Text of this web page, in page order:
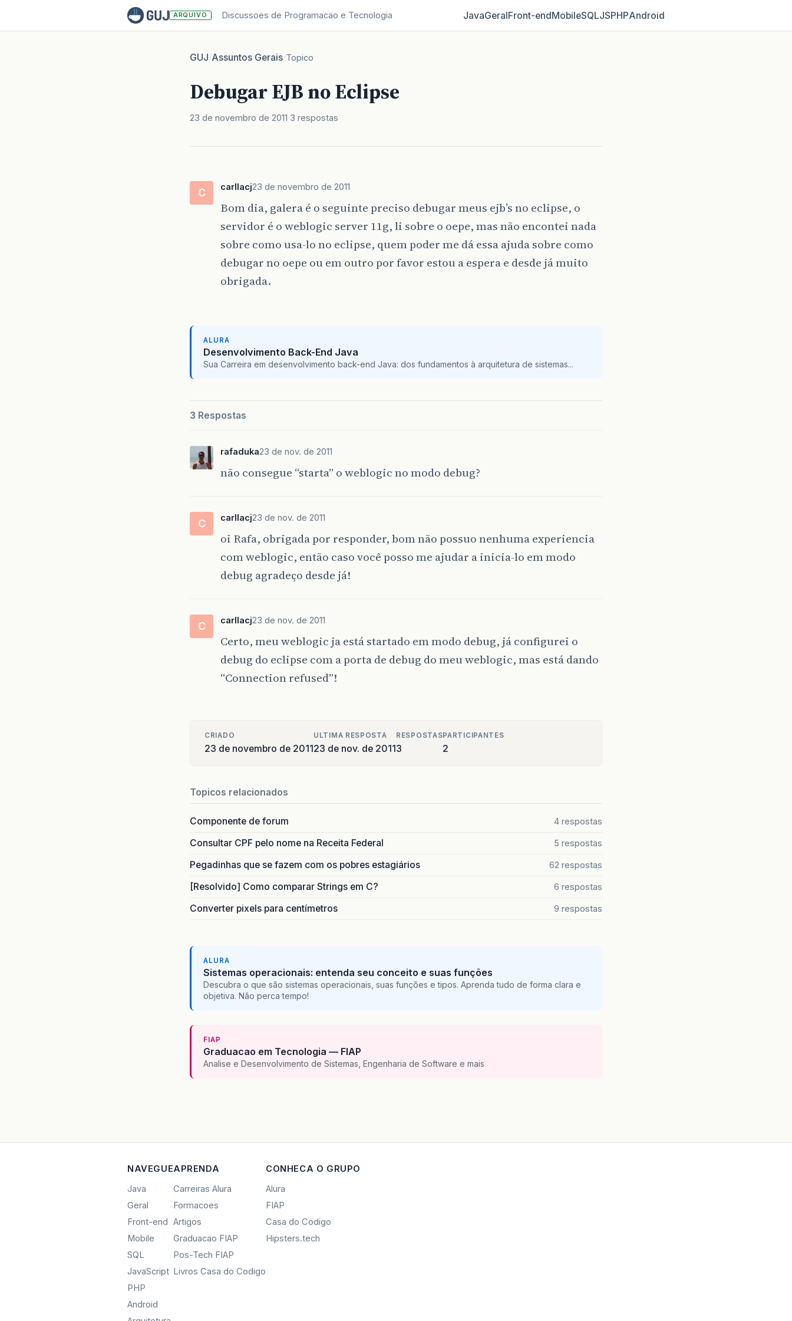
ARQUIVO Discussoes de Programacao e Tecnologia JavaGeralFront‑endMobileSQLJSPHPAndroid
GUJ/Assuntos Gerais/Topico
Debugar EJB no Eclipse
23 de novembro de 2011 3 respostas
C carllacj23 de novembro de 2011
Bom dia, galera é o seguinte preciso debugar meus ejb’s no eclipse, o
servidor é o weblogic server 11g, li sobre o oepe, mas não encontei nada
sobre como usa-lo no eclipse, quem poder me dá essa ajuda sobre como
debugar no oepe ou em outro por favor estou a espera e desde já muito
obrigada.
ALURA
Desenvolvimento Back-End Java
Sua Carreira em desenvolvimento back-end Java: dos fundamentos à arquitetura de sistemas...
3 Respostas
rafaduka23 de nov. de 2011
não consegue “starta” o weblogic no modo debug?
C carllacj23 de nov. de 2011
oi Rafa, obrigada por responder, bom não possuo nenhuma experiencia
com weblogic, então caso você posso me ajudar a inicia-lo em modo
debug agradeço desde já!
C carllacj23 de nov. de 2011
Certo, meu weblogic ja está startado em modo debug, já configurei o
debug do eclipse com a porta de debug do meu weblogic, mas está dando
“Connection refused”!
CRIADO
23 de novembro de 2011
ULTIMA RESPOSTA
23 de nov. de 2011
RESPOSTAS
3
PARTICIPANTES
2
Topicos relacionados
Componente de forum 4 respostas
Consultar CPF pelo nome na Receita Federal 5 respostas
Pegadinhas que se fazem com os pobres estagiários 62 respostas
[Resolvido] Como comparar Strings em C? 6 respostas
Converter pixels para centímetros 9 respostas
ALURA
Sistemas operacionais: entenda seu conceito e suas funções
Descubra o que são sistemas operacionais, suas funções e tipos. Aprenda tudo de forma clara e
objetiva. Não perca tempo!
FIAP
Graduacao em Tecnologia — FIAP
Analise e Desenvolvimento de Sistemas, Engenharia de Software e mais
NAVEGUE
Java
Geral
Front-end
Mobile
SQL
JavaScript
PHP
Android
APRENDA
Carreiras Alura
Formacoes
Artigos
Graduacao FIAP
Pos-Tech FIAP
Livros Casa do Codigo
CONHECA O GRUPO
Alura
FIAP
Casa do Codigo
Hipsters.tech